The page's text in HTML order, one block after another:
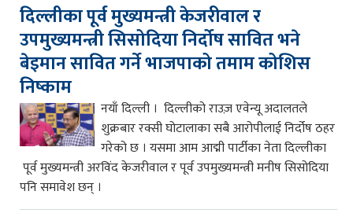
दिल्लीका पूर्व मुख्यमन्त्री केजरीवाल र
उपमुख्यमन्त्री सिसोदिया निर्दोष सावित भने
बेइमान सावित गर्ने भाजपाको तमाम कोशिस
निष्काम
नयाँ दिल्ली । दिल्लीको राउज़ एवेन्यू अदालतले
शुक्रबार रक्सी घोटालाका सबै आरोपीलाई निर्दोष ठहर
गरेको छ । यसमा आम आद्मी पार्टीका नेता दिल्लीका
पूर्व मुख्यमन्त्री अरविंद केजरीवाल र पूर्व उपमुख्यमन्त्री मनीष सिसोदिया
पनि समावेश छन् ।